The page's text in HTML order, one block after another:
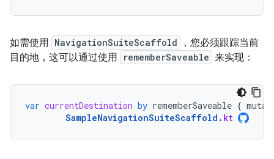
如需使用 NavigationSuiteScaffold
，您必须跟踪当前
目的地，这可以通过使用
rememberSaveable 来实现：
var currentDestination by rememberSaveable {
SampleNavigationSuiteScaffold . kt